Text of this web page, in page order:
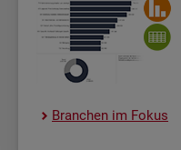
Bran­chen im Fokus